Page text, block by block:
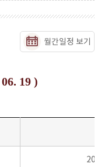
월간일정 보기
19 )